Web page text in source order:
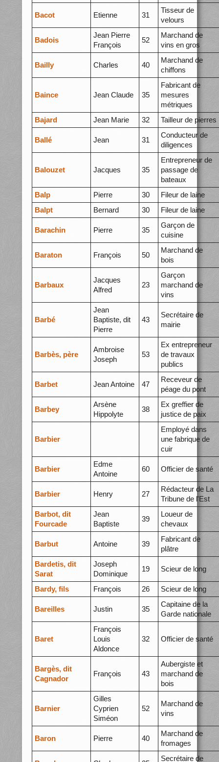
Bacot Etienne 31
Tisseur de
velours
Badois
Jean Pierre
François
52
Marchand de
vins en gros
Bailly Charles 40
Marchand de
chiffons
Baince Jean Claude 35
Fabricant de
mesures
métriques
Bajard
Jean Marie 32 Tailleur de pierres
Ballé Jean 31
Conducteur de
diligences
Balouzet Jacques 35
Entrepreneur de
passage de
bateaux
Balp
Pierre 30
Fileur de laine
Balpt
Bernard 30 Fileur de laine
Barachin Pierre 35
Garçon de
cuisine
Baraton François 50
Marchand de
bois
Barbaux
Jacques
Alfred
23
Garçon
marchand de
vins
Barbé
Jean
Baptiste, dit
Pierre
43
Secrétaire de
mairie
Barbès, père
Ambroise
Joseph
53
Ex entrepreneur
de travaux
publics
Barbet Jean Antoine 47
Receveur de
péage du pont
Barbey
Arsène
Hippolyte
38
Ex greffier de
justice de paix
Barbier
Employé dans
une fabrique de
cuir
Barbier
Edme
Antoine
60 Officier de santé
Barbier Henry 27
Rédacteur de La
Tribune de l'Est
Barbot, dit
Fourcade
Jean
Baptiste
39
Loueur de
chevaux
Barbut Antoine 39
Fabricant de
plâtre
Bardetis, dit
Sarat
Joseph
Dominique
19 Scieur de long
Bardy, fils François 26 Scieur de long
Bareilles Justin 35
Capitaine de la
Garde nationale
Baret
François
Louis
Aldonce
32 Officier de santé
Bargès, dit
Cagnador
François 43
Aubergiste et
marchand de
bois
Barnier
Gilles
Cyprien
Siméon
52
Marchand de
vins
Baron Pierre 40
Marchand de
fromages
Secrétaire de